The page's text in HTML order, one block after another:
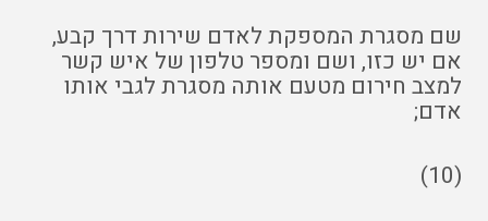
שם מסגרת המספקת לאדם שירות דרך קבע,
אם יש כזו, ושם ומספר טלפון של איש קשר
למצב חירום מטעם אותה מסגרת לגבי אותו
אדם;
(10)